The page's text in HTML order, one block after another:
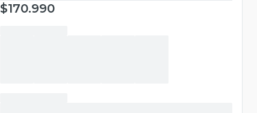
$170.990